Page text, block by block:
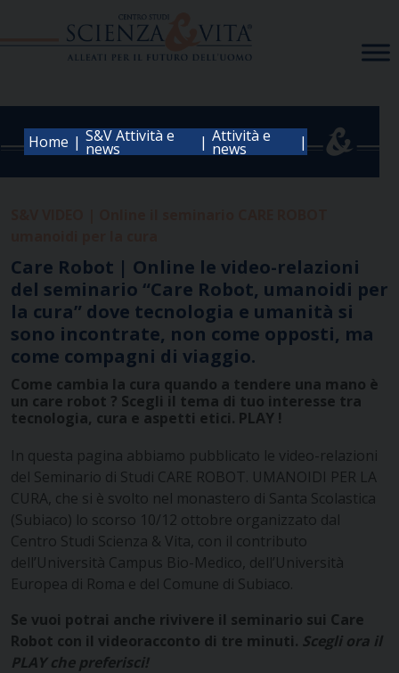
Home | S&V Attività e
news | Attività e
news |
Care Robot | Online le video-relazioni
del seminario “Care Robot, umanoidi per
la cura” dove tecnologia e umanità si
sono incontrate, non come opposti, ma
come compagni di viaggio.
Come cambia la cura quando a tendere una mano è
un care robot ? Scegli il tema di tuo interesse tra
tecnologia, cura e aspetti etici. PLAY !
In questa pagina abbiamo pubblicato le video-relazioni
del Seminario di Studi CARE ROBOT. UMANOIDI PER LA
CURA, che si è svolto nel monastero di Santa Scolastica
(Subiaco) lo scorso 10/12 ottobre organizzato dal
Centro Studi Scienza & Vita, con il contributo
dell’Università Campus Bio-Medico, dell’Università
Europea di Roma e del Comune di Subiaco.
Se vuoi potrai anche rivivere il seminario sui Care
Robot con il videoracconto di tre minuti. Scegli ora il
PLAY che preferisci!